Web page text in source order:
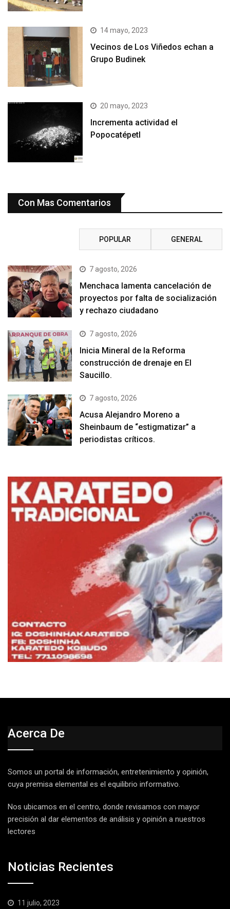
14 mayo, 2023
Vecinos de Los Viñedos echan a
Grupo Budinek
20 mayo, 2023
Incrementa actividad el
Popocatépetl
Con Mas Comentarios
POPULAR GENERAL
7 agosto, 2026
Menchaca lamenta cancelación de
proyectos por falta de socialización
y rechazo ciudadano
7 agosto, 2026
Inicia Mineral de la Reforma
construcción de drenaje en El
Saucillo.
7 agosto, 2026
Acusa Alejandro Moreno a
Sheinbaum de “estigmatizar” a
periodistas críticos.
Acerca De
Somos un portal de información, entretenimiento y opinión,
cuya premisa elemental es el equilibrio informativo.
Nos ubicamos en el centro, donde revisamos con mayor
precisión al dar elementos de análisis y opinión a nuestros
lectores
Noticias Recientes
11 julio, 2023